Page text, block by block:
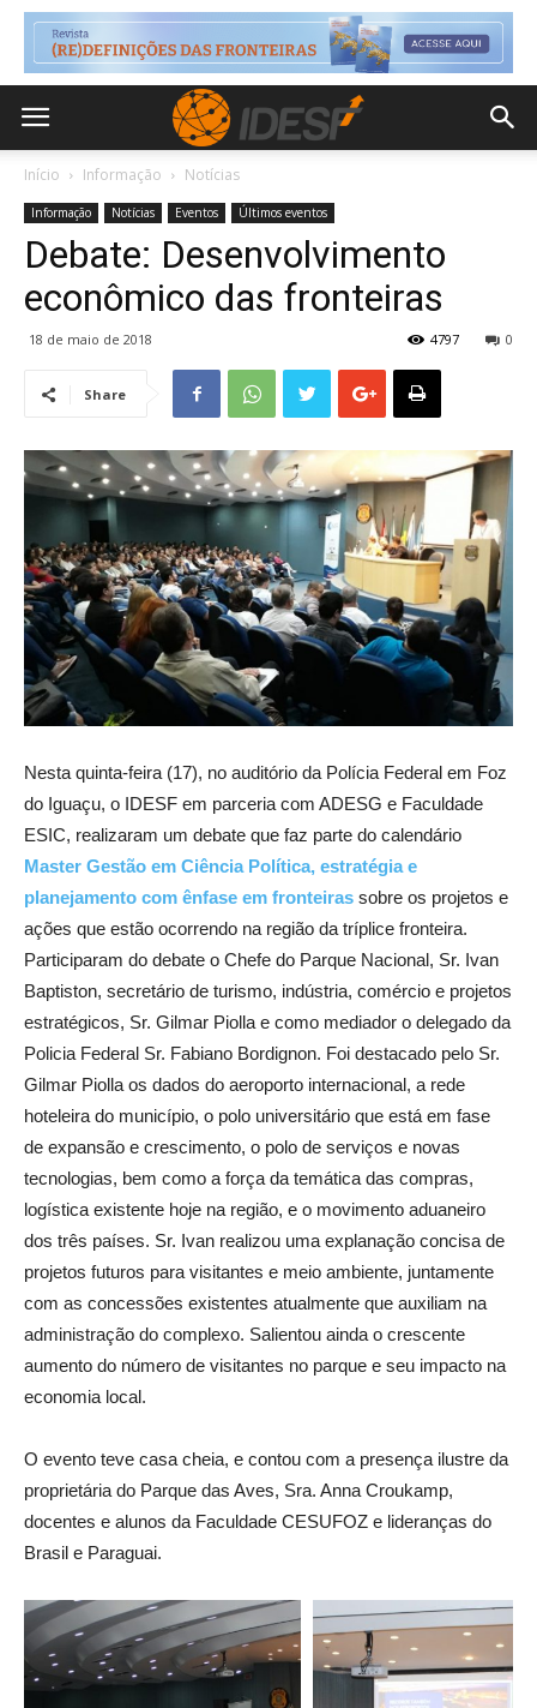
Início Informação Notícias
Informação Notícias Eventos Últimos eventos
Debate: Desenvolvimento
econômico das fronteiras
18 de maio de 2018 0
4797
Share
Nesta quinta-feira (17), no auditório da Polícia Federal em Foz
do Iguaçu, o IDESF em parceria com ADESG e Faculdade
ESIC, realizaram um debate que faz parte do calendário
Master Gestão em Ciência Política, estratégia e
planejamento com ênfase em fronteiras sobre os projetos e
ações que estão ocorrendo na região da tríplice fronteira.
Participaram do debate o Chefe do Parque Nacional, Sr. Ivan
Baptiston, secretário de turismo, indústria, comércio e projetos
estratégicos, Sr. Gilmar Piolla e como mediador o delegado da
Policia Federal Sr. Fabiano Bordignon. Foi destacado pelo Sr.
Gilmar Piolla os dados do aeroporto internacional, a rede
hoteleira do município, o polo universitário que está em fase
de expansão e crescimento, o polo de serviços e novas
tecnologias, bem como a força da temática das compras,
logística existente hoje na região, e o movimento aduaneiro
dos três países. Sr. Ivan realizou uma explanação concisa de
projetos futuros para visitantes e meio ambiente, juntamente
com as concessões existentes atualmente que auxiliam na
administração do complexo. Salientou ainda o crescente
aumento do número de visitantes no parque e seu impacto na
economia local.
O evento teve casa cheia, e contou com a presença ilustre da
proprietária do Parque das Aves, Sra. Anna Croukamp,
docentes e alunos da Faculdade CESUFOZ e lideranças do
Brasil e Paraguai.